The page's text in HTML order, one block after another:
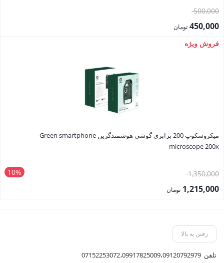
500,000قیمت
اصلی:450,000 تومان
قیمت
فروش ویژه
میکروسکوپ 200 برابری گوشی هوشمندگرین Green smartphone
microscope 200x
10% 1,350,000قیمت
اصلی:1,215,000 تومان
1,215,000 تومان.
رفتن به بالا
تلفن 07152253072،09917825009،09120792979